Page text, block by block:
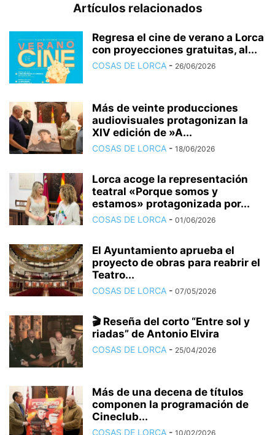
Artículos relacionados
Regresa el cine de verano a Lorca
con proyecciones gratuitas, al...
COSAS DE LORCA - 26/06/2026
Más de veinte producciones
audiovisuales protagonizan la
XIV edición de »A...
COSAS DE LORCA - 18/06/2026
Lorca acoge la representación
teatral «Porque somos y
estamos» protagonizada por...
COSAS DE LORCA - 01/06/2026
El Ayuntamiento aprueba el
proyecto de obras para reabrir el
Teatro...
COSAS DE LORCA - 07/05/2026
🎬 Reseña del corto “Entre sol y
riadas” de Antonio Elvira
COSAS DE LORCA - 25/04/2026
Más de una decena de títulos
componen la programación de
Cineclub...
COSAS DE LORCA - 10/02/2026